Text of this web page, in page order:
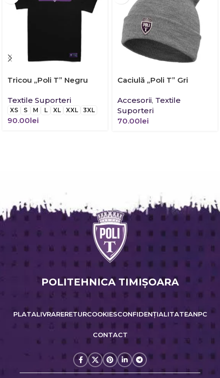
Tricou „Poli T” Negru
Textile Suporteri
XS S M L XL XXL 3XL
90.00lei
Caciulă „Poli T” Gri
Accesorii, Textile
Suporteri
70.00lei
POLITEHNICA TIMIŞOARA
PLATALIVRARERETURCOOKIESCONFIDENȚIALITATEANPC
CONTACT